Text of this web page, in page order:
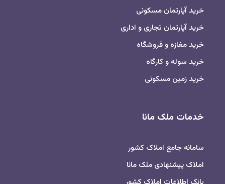
خرید آپارتمان مسکونی
خرید آپارتمان تجاری و اداری
خرید مغازه و فروشگاه
خرید سوله و کارگاه
خرید زمین مسکونی
خدمات ملک مانا
سامانه جامع املاک کشور
املاک پیشنهادی ملک مانا